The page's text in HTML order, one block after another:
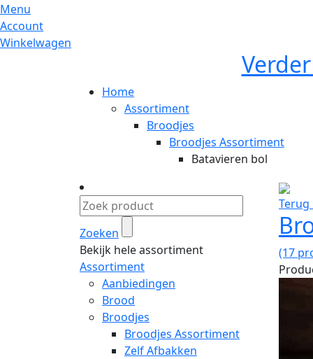
Menu
Account
Winkelwagen
Home
Assortiment
Broodjes
Broodjes Assortiment
Batavieren bol
Zoeken
Bekijk hele assortiment
Assortiment
Aanbiedingen
Brood
Broodjes
Broodjes Assortiment
Zelf Afbakken
(17